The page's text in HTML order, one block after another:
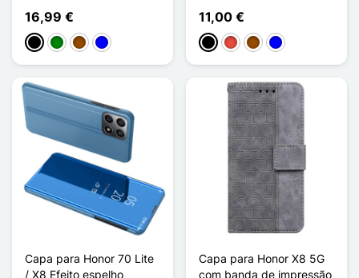
16,99 €
PretoVerdeCastanho
Azul
11,00 €
PretoVermelho
Castanho
Azul
Capa para Honor 70 Lite
/ X8 Efeito espelho
Capa para Honor X8 5G
com banda de impressão